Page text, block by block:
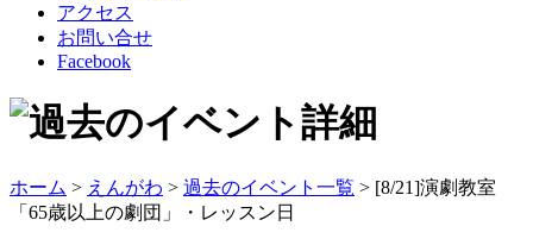
アクセス
お問い合せ
Facebook
ホーム > えんがわ > 過去のイベント一覧 > [8/21]演劇教室
「65歳以上の劇団」・レッスン日